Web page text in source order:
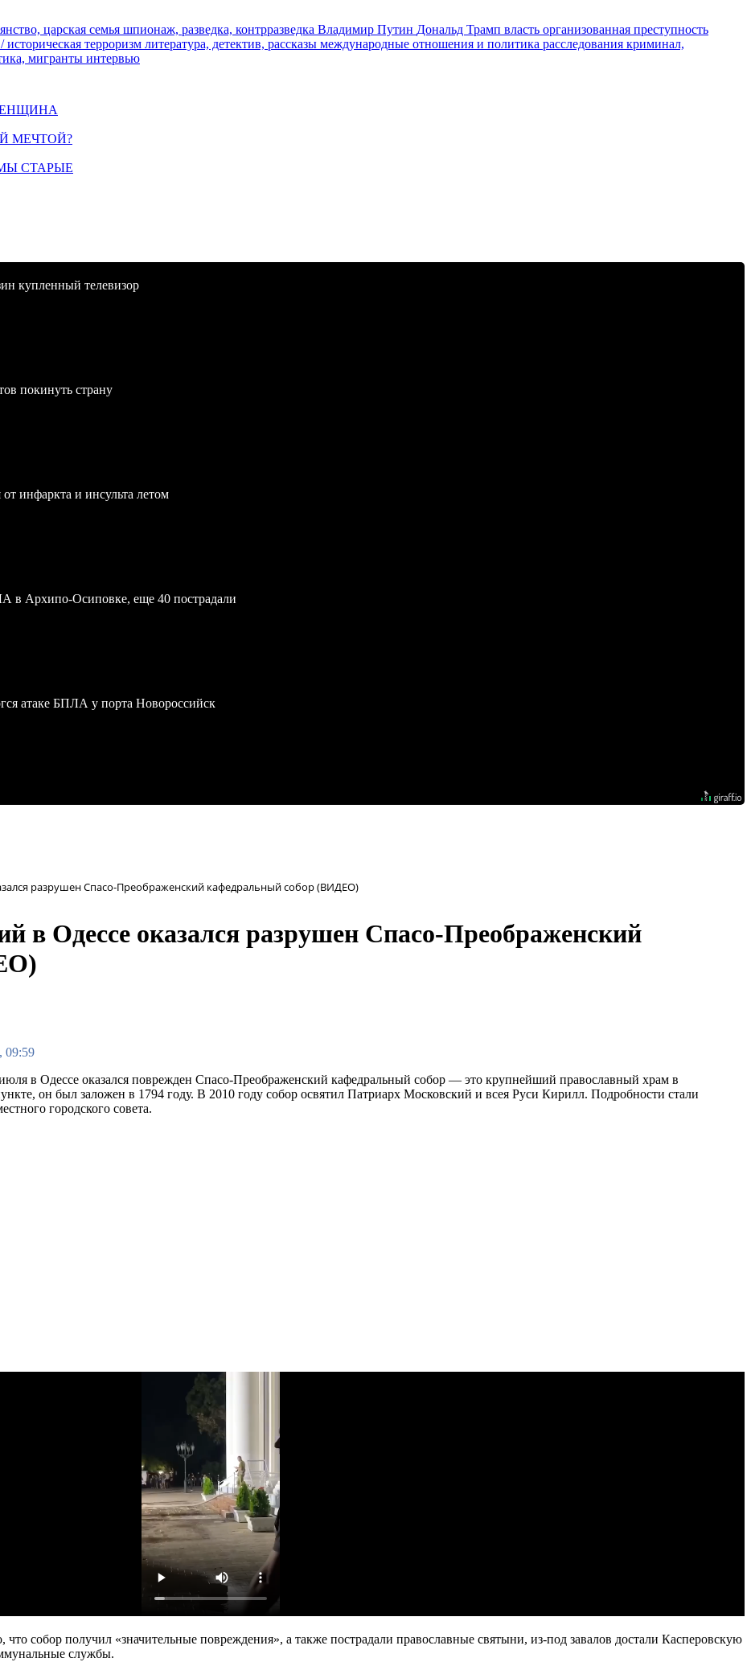
царская семья шпионаж, разведка, контрразведка Владимир Путин Дональд Трамп власть организованная преступность
историческая терроризм литература, детектив, рассказы международные отношения и политика расследования криминал,
мигранты интервью
МЕЧТОЙ?
СТАРЫЕ
купленный телевизор
покинуть страну
инфаркта и инсульта летом
в Архипо-Осиповке, еще 40 пострадали
атаке БПЛА у порта Новороссийск
разрушен Спасо-Преображенский кафедральный собор (ВИДЕО)
в Одессе оказался разрушен Спасо-Преображенский
09:59
в Одессе оказался поврежден Спасо-Преображенский кафедральный собор — это крупнейший православный храм в
он был заложен в 1794 году. В 2010 году собор освятил Патриарх Московский и всея Руси Кирилл. Подробности стали
городского совета.
собор получил «значительные повреждения», а также пострадали православные святыни, из-под завалов достали Касперовскую
службы.